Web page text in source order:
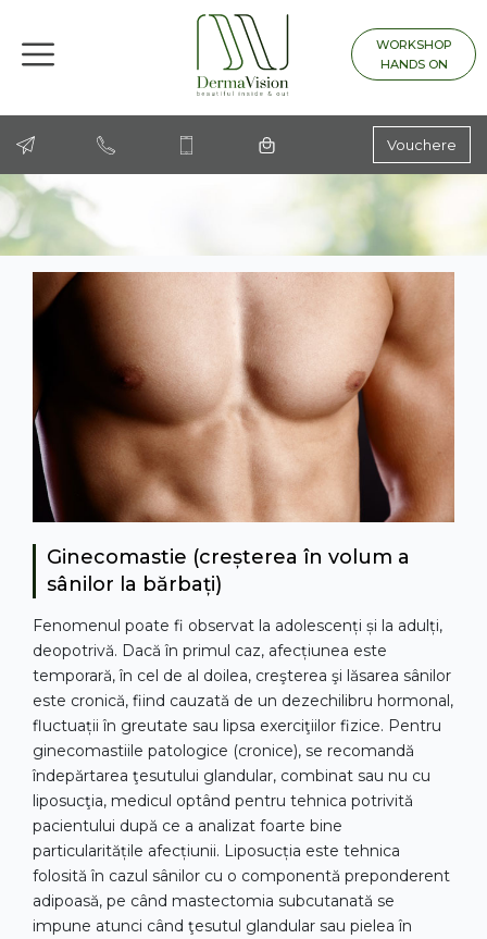
Vouchere
WORKSHOP
HANDS ON
Ginecomastie (creșterea în volum a
sânilor la bărbați)
Fenomenul poate fi observat la adolescenți și la adulți,
deopotrivă. Dacă în primul caz, afecțiunea este
temporară, în cel de al doilea, creşterea şi lăsarea sânilor
este cronică, fiind cauzată de un dezechilibru hormonal,
fluctuații în greutate sau lipsa exerciţiilor fizice. Pentru
ginecomastiile patologice (cronice), se recomandă
îndepărtarea ţesutului glandular, combinat sau nu cu
liposucţia, medicul optând pentru tehnica potrivită
pacientului după ce a analizat foarte bine
particularitățile afecțiunii. Liposucția este tehnica
folosită în cazul sânilor cu o componentă preponderent
adipoasă, pe când mastectomia subcutanată se
impune atunci când ţesutul glandular sau pielea în